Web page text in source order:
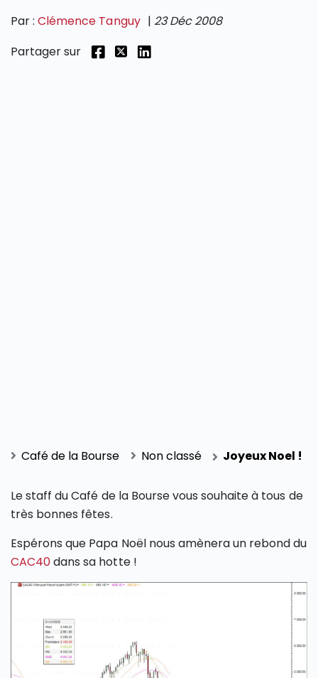
Par :Clémence Tanguy | 23 Déc 2008
Partager sur
Café de la Bourse Non classé Joyeux Noel !
Le staff du Café de la Bourse vous souhaite à tous de
très bonnes fêtes.
Espérons que Papa Noël nous amènera un rebond du
CAC40dans sa hotte !